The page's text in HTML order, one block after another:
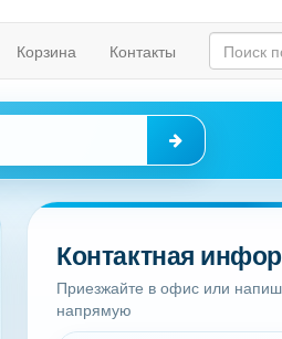
Корзина Контакты
Контактная
Приезжайте в офис или
напрямую